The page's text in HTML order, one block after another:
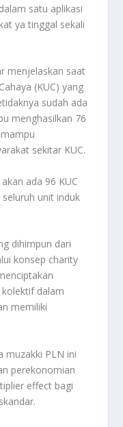
satu aplikasi
ya tinggal sekali
menjelaskan saat
(KUC) yang
sudah ada
menghasilkan 76
sekitar KUC.
ada 96 KUC
unit induk
dihimpun dari
konsep charity
dalam
memiliki
muzakki PLN ini
perekonomian
effect bagi